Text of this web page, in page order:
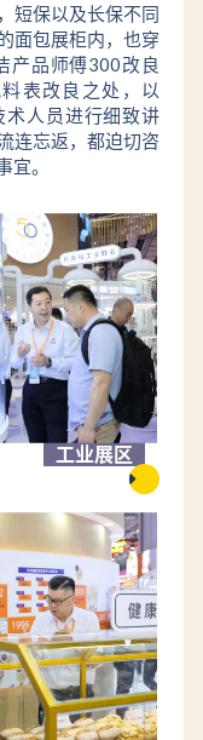
短保以及长保不同
面包展柜内，也穿
产品师傅300改良
表改良之处，以
术人员进行细致讲
连忘返，都迫切咨
。
工业展区